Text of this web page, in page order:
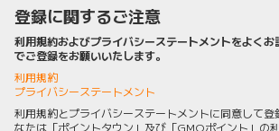
登録に関するご注意
利用規約およびプライバシーステートメントをよくお
でご登録をお願いいたします。
利用規約
プライバシーステートメント
利用規約とプライバシーステートメントに同意して登
なたは「ポイントタウン」及び「GMOポイント」の